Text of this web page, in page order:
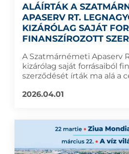
ALÁÍRTÁK A
APASERV RT.
KIZÁRÓLAG SAJÁT
FINANSZÍROZOTT
A Szatmárnémeti Apaserv
kizárólag saját forrásaiból
szerződését írták ma alá a
2026.04.01